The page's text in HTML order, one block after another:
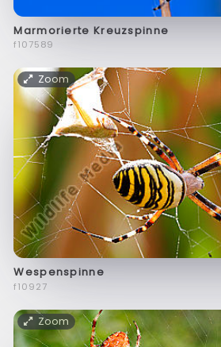
Marmorierte Kreuzspinne
f107589
Zoom
Wespenspinne
f10927
Zoom